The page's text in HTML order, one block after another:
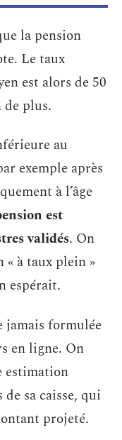
la pension
Le taux
est alors de 50
de plus.
au
exemple après
à l’âge
est
validés. On
« à taux plein »
espérait.
jamais formulée
en ligne. On
estimation
sa caisse, qui
projeté.